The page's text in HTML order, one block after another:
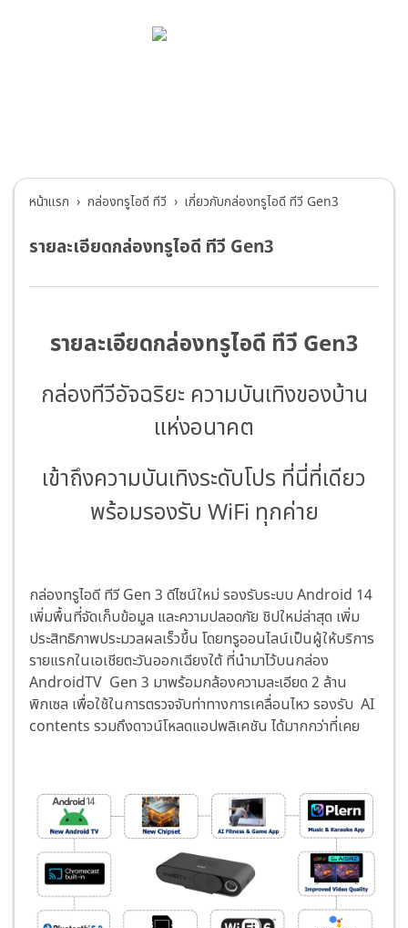
หน้าแรก กล่องทรูไอดี ทีวี เกี่ยวกับกล่องทรูไอดี ทีวี Gen3
รายละเอียดกล่องทรูไอดี ทีวี Gen3
รายละเอียดกล่องทรูไอดี ทีวี Gen3
กล่องทีวีอัจฉริยะ ความบันเทิงของบ้าน
แห่งอนาคต
เข้าถึงความบันเทิงระดับโปร ที่นี่ที่เดียว
พร้อมรองรับ WiFi ทุกค่าย
กล่องทรูไอดี ทีวี Gen 3 ดีไซน์ใหม่ รองรับระบบ Android 14
เพิ่มพื้นที่จัดเก็บข้อมูล และความปลอดภัย ชิปใหม่ล่าสุด เพิ่ม
ประสิทธิภาพประมวลผลเร็วขึ้น โดยทรูออนไลน์เป็นผู้ให้บริการ
รายแรกในเอเชียตะวันออกเฉียงใต้ ที่นำมาไว้บนกล่อง
AndroidTV Gen 3 มาพร้อมกล้องความละเอียด 2 ล้าน
พิกเซล เพื่อใช้ในการตรวจจับท่าทางการเคลื่อนไหว รองรับ AI
contents รวมถึงดาวน์โหลดแอปพลิเคชัน ได้มากกว่าที่เคย